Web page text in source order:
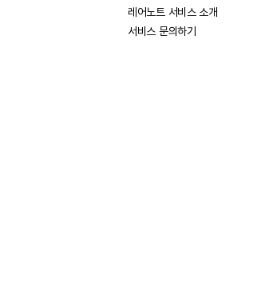
레어노트 서비스 소개
서비스 문의하기